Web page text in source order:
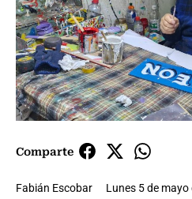
Comparte
Fabián Escobar Lunes 5 de mayo